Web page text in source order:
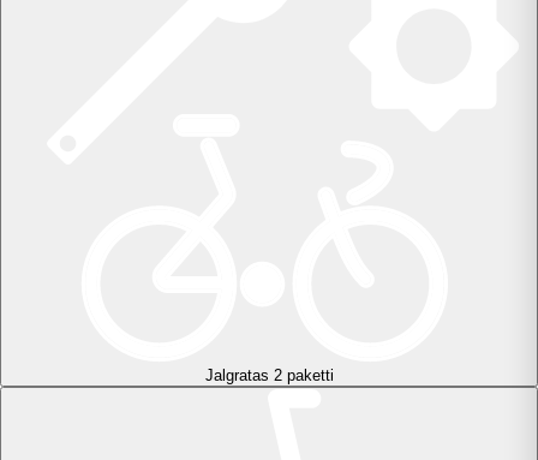
Jalgratas 2 paketti